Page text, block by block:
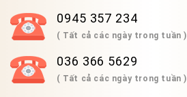
0945 357 234
( Tất cả các ngày trong tuần )
036 366 5629
( Tất cả các ngày trong tuần )